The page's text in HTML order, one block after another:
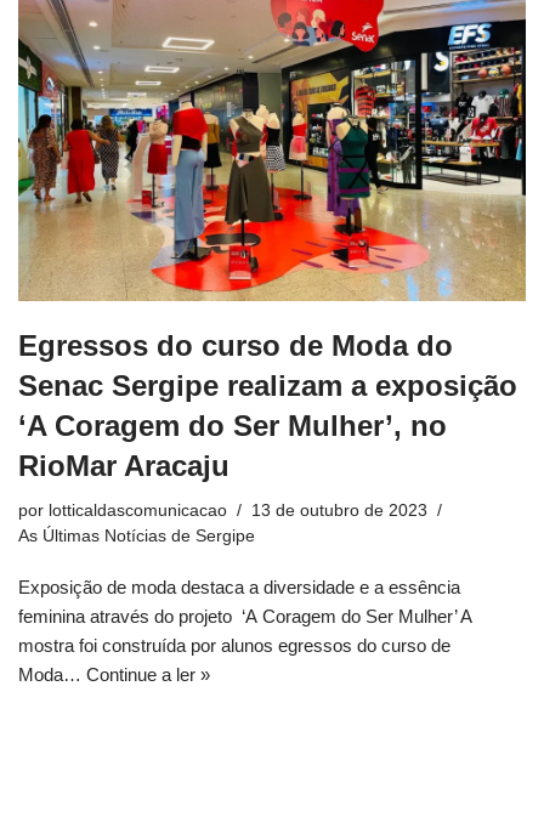
Egressos do curso de Moda do
Senac Sergipe realizam a exposição
‘A Coragem do Ser Mulher’, no
RioMar Aracaju
por lotticaldascomunicacao
13 de outubro de 2023
As Últimas Notícias de Sergipe
Exposição de moda destaca a diversidade e a essência
feminina através do projeto ‘A Coragem do Ser Mulher’ A
mostra foi construída por alunos egressos do curso de
Moda… Continue a ler »